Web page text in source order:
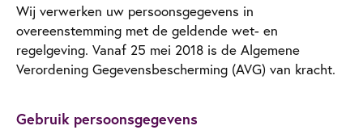
Wij verwerken uw persoonsgegevens in
overeenstemming met de geldende wet- en
regelgeving. Vanaf 25 mei 2018 is de Algemene
Verordening Gegevensbescherming (AVG) van kracht.
Gebruik persoonsgegevens